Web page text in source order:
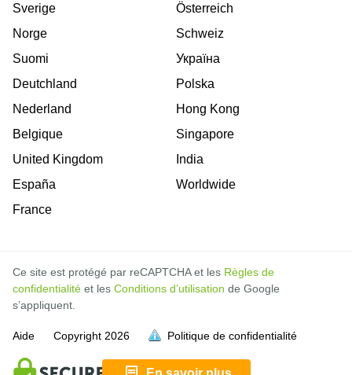
soit pleine.
soit pleine.
soit pleine.
soit pleine.
soit pleine.
soit pleine.
soit pleine.
soit pleine.
soit pleine.
soit pleine.
soit pleine.
soit pleine.
soit pleine.
Sverige
Norge
Suomi
Deutchland
Nederland
Belgique
United Kingdom
España
France
Österreich
Schweiz
Україна
Polska
Hong Kong
Singapore
India
Worldwide
Ce site est protégé par reCAPTCHA et les Règles de
confidentialité et les Conditions d’utilisation de Google
s’appliquent.
Aide Copyright 2026 Politique de confidentialité